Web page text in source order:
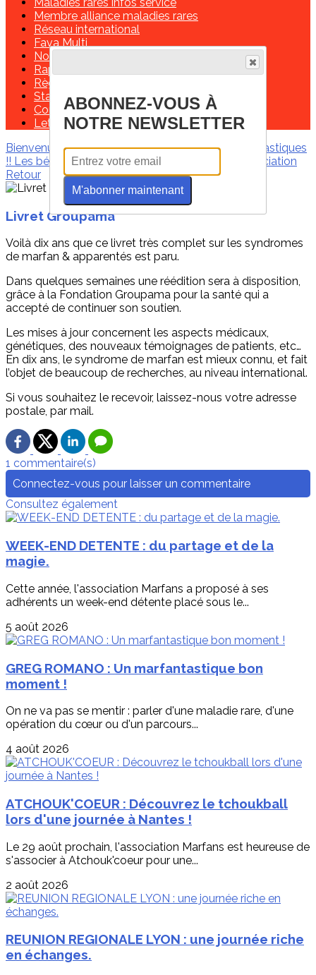
Membre alliance maladies rares
Réseau international
Fava Multi
Nos partenaires
Rapports moraux et financiers
Règlement intérieur
Statuts de l'association
Contactez-nous!
Lettre de missions d'un délégué régional
Bienvenue Les infos de ces derniers mois
Marfantastiques
!! Les bénévolesContactez-nous !
Soutenir l'association
Retour
Livret Groupama
Voilà dix ans que ce livret très complet sur les syndromes
de marfan & apparentés est paru.
Dans quelques semaines une réédition sera à disposition,
grâce à la Fondation Groupama pour la santé qui a
accepté de continuer son soutien.
Les mises à jour concernent les aspects médicaux,
génétiques, des nouveaux témoignages de patients, etc…
En dix ans, le syndrome de marfan est mieux connu, et fait
l’objet de beaucoup de recherches, au niveau international.
Si vous souhaitez le recevoir, laissez-nous votre adresse
postale, par mail.
1 commentaire(s)
Connectez-vous pour laisser un commentaire
Consultez également
WEEK-END DETENTE : du partage et de la
magie.
Cette année, l'association Marfans a proposé à ses
adhérents un week-end détente placé sous le...
5 août 2026
GREG ROMANO : Un marfantastique bon
moment !
On ne va pas se mentir : parler d'une maladie rare, d'une
opération du cœur ou d'un parcours...
4 août 2026
ATCHOUK'COEUR : Découvrez le tchoukball
lors d'une journée à Nantes !
Le 29 août prochain, l'association Marfans est heureuse de
s'associer à Atchouk'coeur pour une...
2 août 2026
REUNION REGIONALE LYON : une journée riche
en échanges.
ABONNEZ-VOUS À
NOTRE NEWSLETTER
M'abonner maintenant